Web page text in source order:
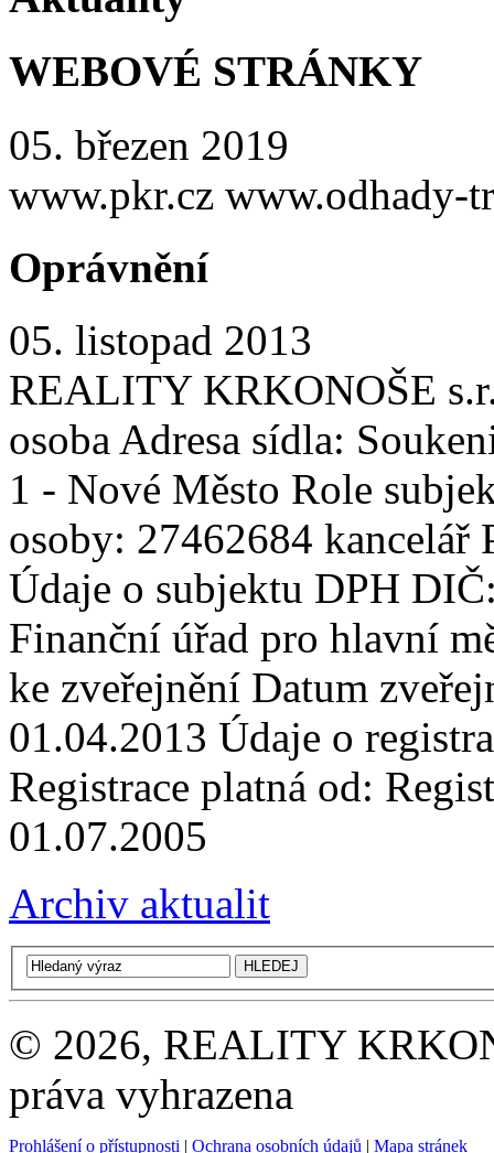
WEBOVÉ STRÁNKY
05. březen 2019
www.pkr.cz www.odhady-
Oprávnění
05. listopad 2013
REALITY KRKONOŠE
osoba Adresa sídla:
1 - Nové Město Role
osoby: 27462684 kancelář
Údaje o subjektu DPH
Finanční úřad pro hlavní
ke zveřejnění Datum
01.04.2013 Údaje o
Registrace platná od:
01.07.2005
Archiv aktualit
© 2026, REALITY
práva vyhrazena
Prohlášení o přístupnosti | Ochrana osobních údajů | Mapa stránek